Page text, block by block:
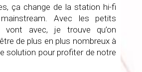
ça change de la station hi-fi
Avec les petits
vont avec, je trouve qu’on
de plus en plus nombreux à
solution pour profiter de notre